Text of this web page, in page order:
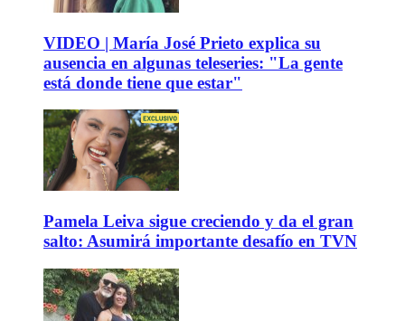
VIDEO | María José Prieto explica su
ausencia en algunas teleseries: "La gente
está donde tiene que estar"
Pamela Leiva sigue creciendo y da el gran
salto: Asumirá importante desafío en TVN